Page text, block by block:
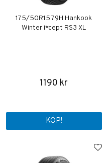
175/50R15 79H Hankook
Winter i*cept RS3 XL
1190 kr
KÖP!